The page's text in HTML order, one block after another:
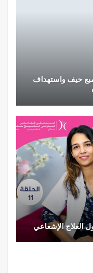
النظام
تحذير من تناول